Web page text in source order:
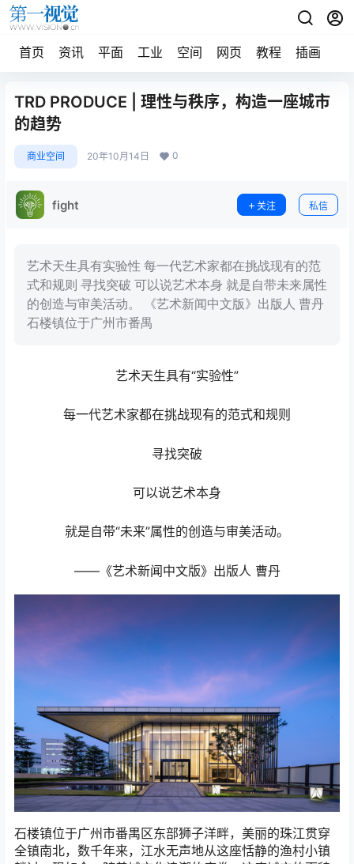
首页 资讯 平面 工业 空间 网页 教程 插画
TRD PRODUCE | 理性与秩序，构造一座城市
的趋势
商业空间 20年10月14日 0
fight 关注 私信
艺术天生具有实验性 每一代艺术家都在挑战现有的范
式和规则 寻找突破 可以说艺术本身 就是自带未来属性
的创造与审美活动。 《艺术新闻中文版》出版人 曹丹
石楼镇位于广州市番禺
艺术天生具有“实验性”
每一代艺术家都在挑战现有的范式和规则
寻找突破
可以说艺术本身
就是自带“未来”属性的创造与审美活动。
——《艺术新闻中文版》出版人 曹丹
石楼镇位于广州市番禺区东部狮子洋畔，美丽的珠江贯穿
全镇南北，数千年来，江水无声地从这座恬静的渔村小镇